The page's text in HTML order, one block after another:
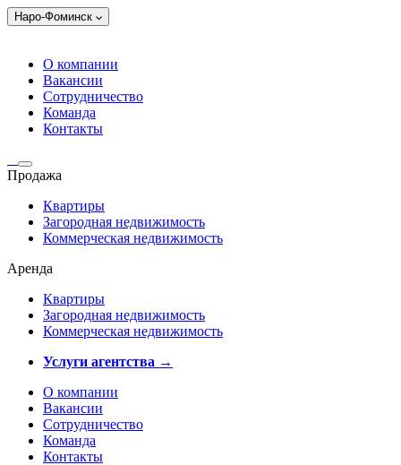
Наро-Фоминск
О компании
Вакансии
Сотрудничество
Команда
Контакты
Продажа
Квартиры
Загородная недвижимость
Коммерческая недвижимость
Аренда
Квартиры
Загородная недвижимость
Коммерческая недвижимость
Услуги агентства →
О компании
Вакансии
Сотрудничество
Команда
Контакты